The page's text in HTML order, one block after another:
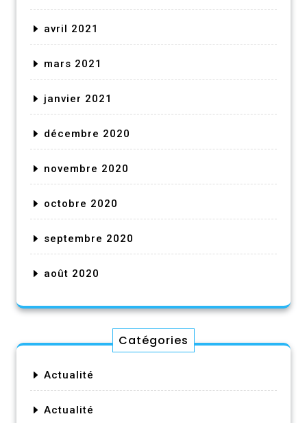
avril 2021
mars 2021
janvier 2021
décembre 2020
novembre 2020
octobre 2020
septembre 2020
août 2020
Catégories
Actualité
Actualité